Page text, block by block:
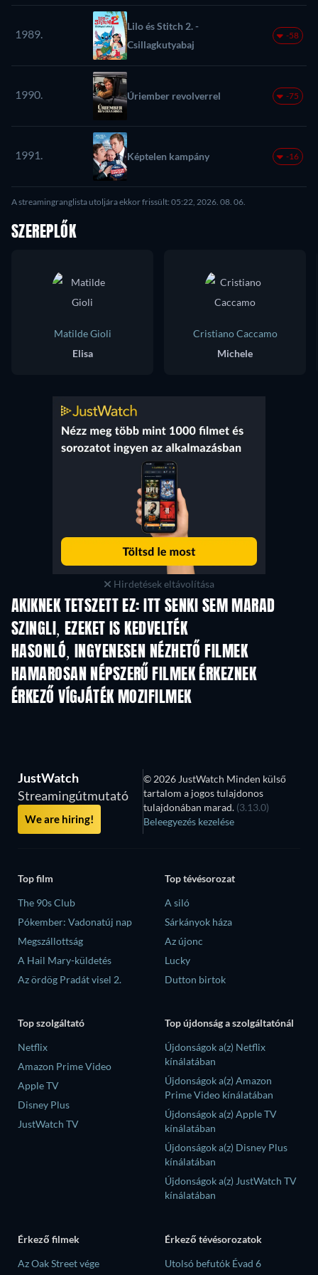
1989.
Lilo és Stitch 2. -
Csillagkutyabaj
-58
1990. Úriember revolverrel -75
1991. Képtelen kampány -16
A streamingranglista utoljára ekkor frissült: 05:22, 2026. 08. 06.
SZEREPLŐK
Matilde Gioli
Elisa
Cristiano Caccamo
Michele
Hirdetések eltávolítása
AKIKNEK TETSZETT EZ: ITT SENKI SEM MARAD
SZINGLI, EZEKET IS KEDVELTÉK
HASONLÓ, INGYENESEN NÉZHETŐ FILMEK
HAMAROSAN NÉPSZERŰ FILMEK ÉRKEZNEK
ÉRKEZŐ VÍGJÁTÉK MOZIFILMEK
JustWatch
Streamingútmutató
We are hiring!
© 2026 JustWatch Minden külső
tartalom a jogos tulajdonos
tulajdonában marad. (3.13.0)
Beleegyezés kezelése
Top film
The 90s Club
Pókember: Vadonatúj nap
Megszállottság
A Hail Mary-küldetés
Az ördög Pradát visel 2.
Top tévésorozat
A siló
Sárkányok háza
Az újonc
Lucky
Dutton birtok
Top szolgáltató
Netflix
Amazon Prime Video
Apple TV
Disney Plus
JustWatch TV
Top újdonság a szolgáltatónál
Újdonságok a(z) Netflix
kínálatában
Újdonságok a(z) Amazon
Prime Video kínálatában
Újdonságok a(z) Apple TV
kínálatában
Újdonságok a(z) Disney Plus
kínálatában
Újdonságok a(z) JustWatch TV
kínálatában
Érkező filmek
Az Oak Street vége
Érkező tévésorozatok
Utolsó befutók Évad 6